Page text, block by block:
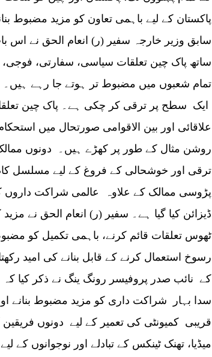
پاکستان کے لیے باہمی تعاون کو مزید مضبوط
سابق وزیر خارجہ سفیر (ر) انعام الحق نے اس
ساتھ پاک چین تعلقات سیاسی، سفارتی، فوجی،
تمام شعبوں میں مضبوط تر ہوتے جا رہے
ایک سطح پر ترقی کر چکی ہے۔ پاک چین
علاقائی اور بین الاقوامی صورتحال میں
روشن مثال کے طور پر کھڑے ہیں۔ دونوں ممالک
ترقی اور خوشحالی کے فروغ کے لیے مسلسل
پڑوسی ممالک کے علاوہ عالمی شراکت داروں
ڈیزائن کیا گیا ہے۔ سفیر (ر) انعام الحق نے
ٹھوس تعلقات قائم کرنے، باہمی تکمیل کو
رسوخ استعمال کرنے کے قابل بنانے کی امید
سدا بہار شراکت داری کو مزید مضبوط بنانے
قریبی کمیونٹی کی تعمیر کے لیے دونوں
میڈیا، تھنک ٹینکس کے تبادلے اور نوجوانوں